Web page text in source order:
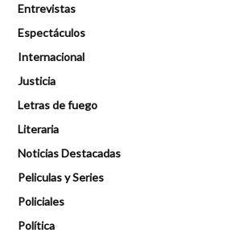
Entrevistas
Espectáculos
Internacional
Justicia
Letras de fuego
Literaria
Noticias Destacadas
Peliculas y Series
Policiales
Política